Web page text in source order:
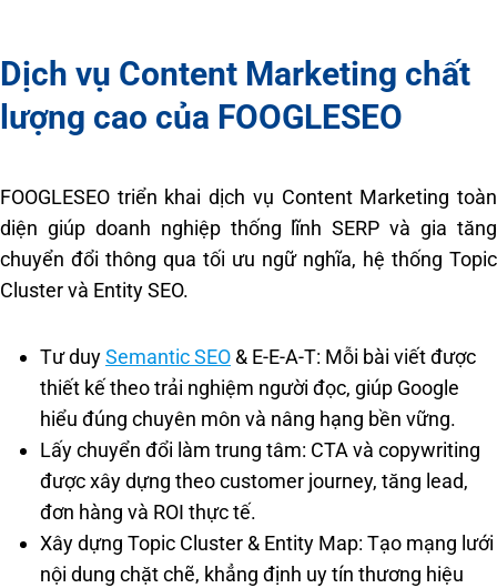
Dịch vụ Content Marketing chất
lượng cao của FOOGLESEO
FOOGLESEO triển khai dịch vụ Content Marketing toàn
diện giúp doanh nghiệp thống lĩnh SERP và gia tăng
chuyển đổi thông qua tối ưu ngữ nghĩa, hệ thống Topic
Cluster và Entity SEO.
Tư duySemantic SEO & E-E-A-T: Mỗi bài viết được
thiết kế theo trải nghiệm người đọc, giúp Google
hiểu đúng chuyên môn và nâng hạng bền vững.
Lấy chuyển đổi làm trung tâm: CTA và copywriting
được xây dựng theo customer journey, tăng lead,
đơn hàng và ROI thực tế.
Xây dựng Topic Cluster & Entity Map: Tạo mạng lưới
nội dung chặt chẽ, khẳng định uy tín thương hiệu